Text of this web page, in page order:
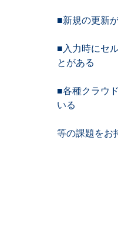
■新規の更新
■入力時にセ
とがある
■各種クラウ
いる
等の課題をお